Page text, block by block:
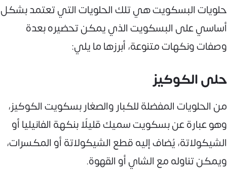
حلويات البسكويت هي تلك الحلويات التي تعتمد بشكل
أساسي على البسكويت الذي يمكن تحضيره بعدة
وصفات ونكهات متنوعة، أبرزها ما يلي:
حلى الكوكيز
من الحلويات المفضلة للكبار والصغار بسكويت الكوكيز،
وهو عبارة عن بسكويت سميك قليلًا بنكهة الفانيليا أو
الشيكولاتة، يُضاف إليه قطع الشيكولاتة أو المكسرات،
ويمكن تناوله مع الشاي أو القهوة.